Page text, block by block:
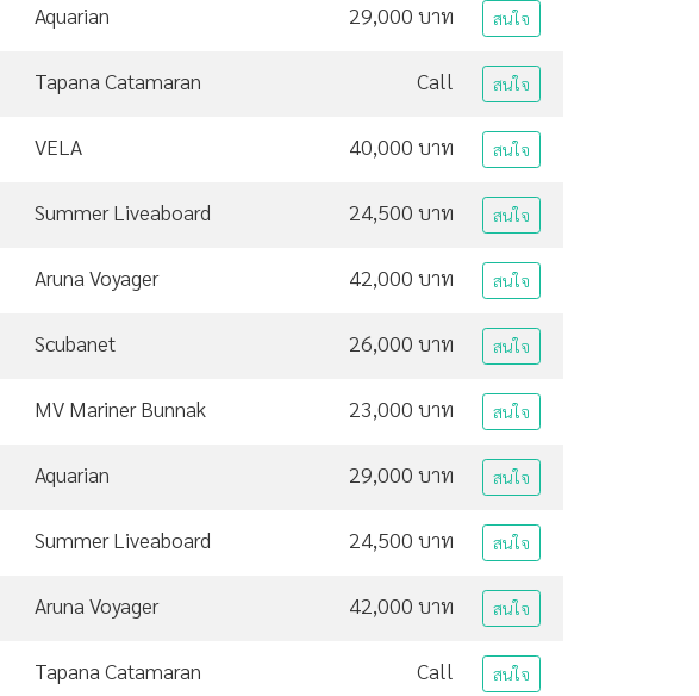
Aquarian 29,000 บาท สนใจ
Tapana Catamaran Call สนใจ
VELA 40,000 บาท สนใจ
Summer Liveaboard 24,500 บาท สนใจ
Aruna Voyager 42,000 บาท สนใจ
Scubanet 26,000 บาท สนใจ
MV Mariner Bunnak 23,000 บาท สนใจ
Aquarian 29,000 บาท สนใจ
Summer Liveaboard 24,500 บาท สนใจ
Aruna Voyager 42,000 บาท สนใจ
Tapana Catamaran Call สนใจ